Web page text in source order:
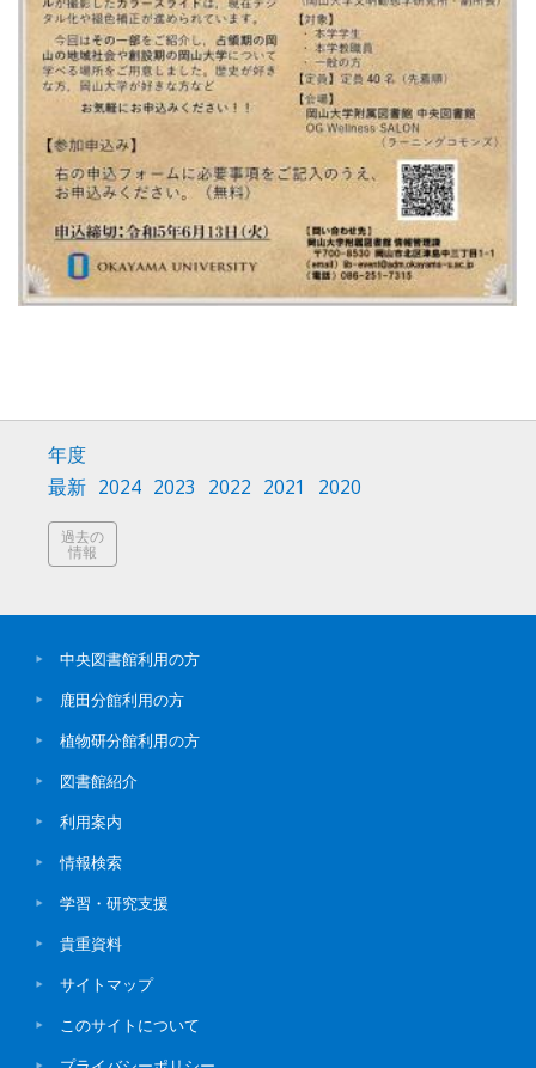
年度
最新 2024 2023 2022 2021 2020
過去の
情報
中央図書館利用の方
鹿田分館利用の方
植物研分館利用の方
図書館紹介
利用案内
情報検索
学習・研究支援
貴重資料
サイトマップ
このサイトについて